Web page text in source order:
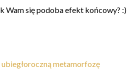
Wam się podoba efekt końcowy? :)
metamorfozę